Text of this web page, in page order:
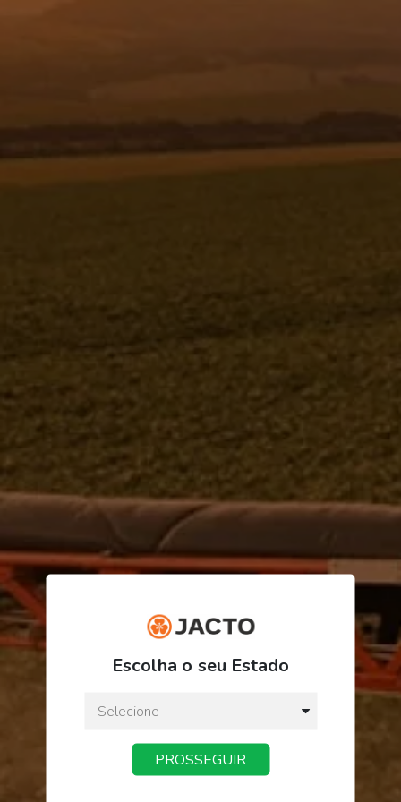
PERFIL BORRACHA DO BERÇO DA
R$ 9,69
ou3x deR$ 3,23
Preço a vista:
Escolha o seu Estado
PROSSEGUIR